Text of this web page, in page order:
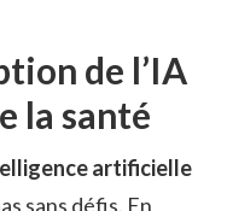
de l’IA
la santé
artificielle
sans défis. En